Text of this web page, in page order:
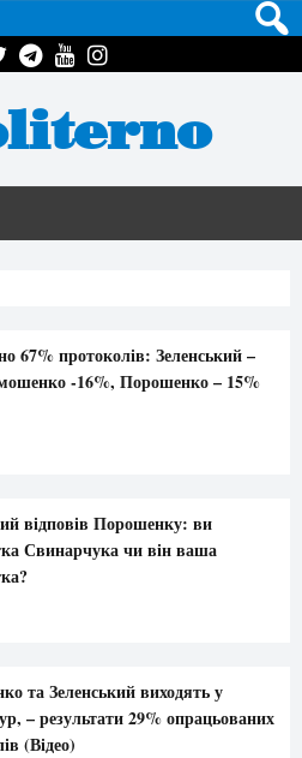
67% протоколів: Зеленський –
-16%, Порошенко – 15%
відповів Порошенку: ви
Свинарчука чи він ваша
та Зеленський виходять у
– результати 29% опрацьованих
(Відео)